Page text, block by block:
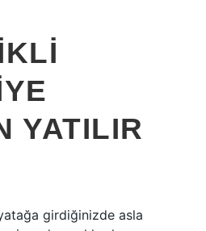
YATILIR
girdiğinizde asla